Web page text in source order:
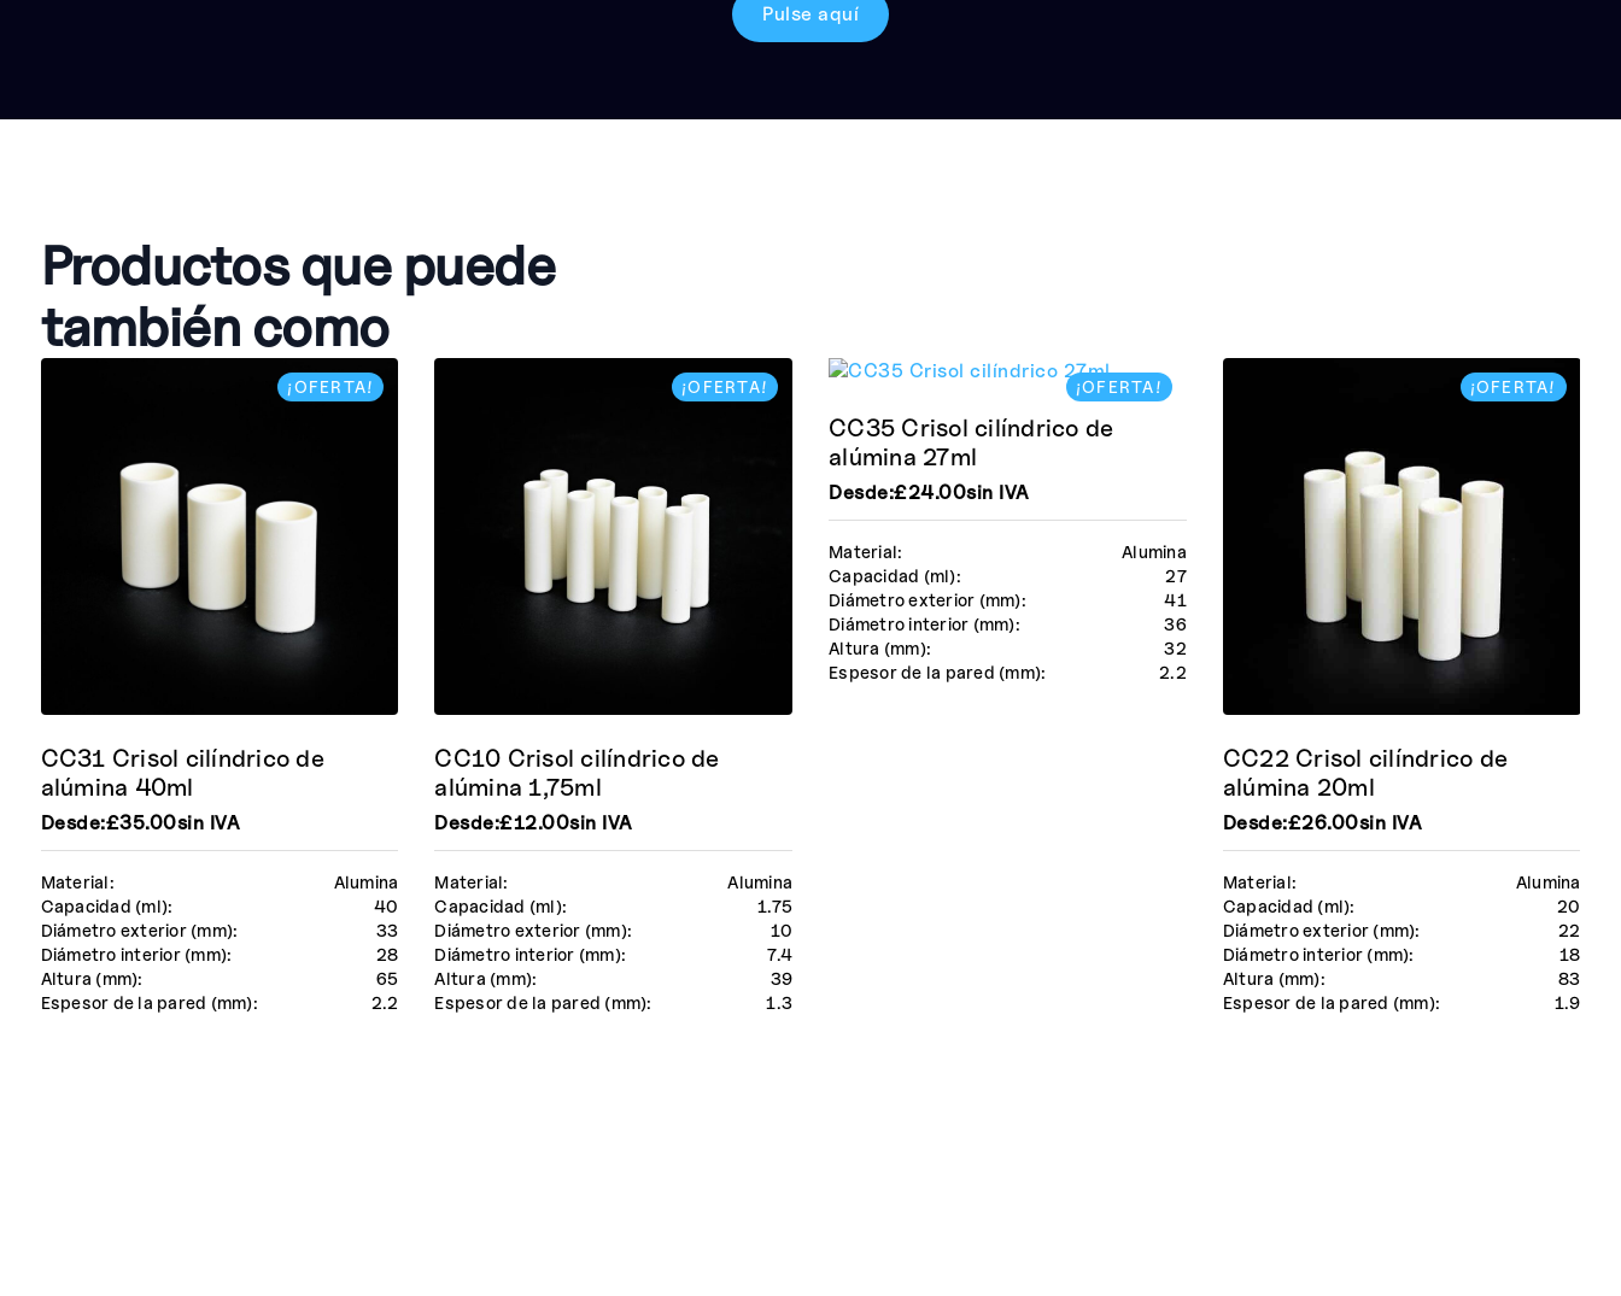
Pulse aquí
Productos que puede
también como
¡OFERTA!
Material:
Alumina
Capacidad (ml):
40
Diámetro exterior (mm):
33
Diámetro interior (mm):
28
Altura (mm):
65
Espesor de la pared (mm):
2.2
CC31 Crisol cilíndrico de
alúmina 40ml
Desde:£35.00sin IVA
¡OFERTA!
Material:
Alumina
Capacidad (ml):
1.75
Diámetro exterior (mm):
10
Diámetro interior (mm):
7.4
Altura (mm):
39
Espesor de la pared (mm):
1.3
CC10 Crisol cilíndrico de
alúmina 1,75ml
Desde:£12.00sin IVA
¡OFERTA!
Material:
Alumina
Capacidad (ml):
27
Diámetro exterior (mm):
41
Diámetro interior (mm):
36
Altura (mm):
32
Espesor de la pared (mm):
2.2
CC35 Crisol cilíndrico de
alúmina 27ml
Desde:£24.00sin IVA
¡OFERTA!
Material:
Alumina
Capacidad (ml):
20
Diámetro exterior (mm):
22
Diámetro interior (mm):
18
Altura (mm):
83
Espesor de la pared (mm):
1.9
CC22 Crisol cilíndrico de
alúmina 20ml
Desde:£26.00sin IVA